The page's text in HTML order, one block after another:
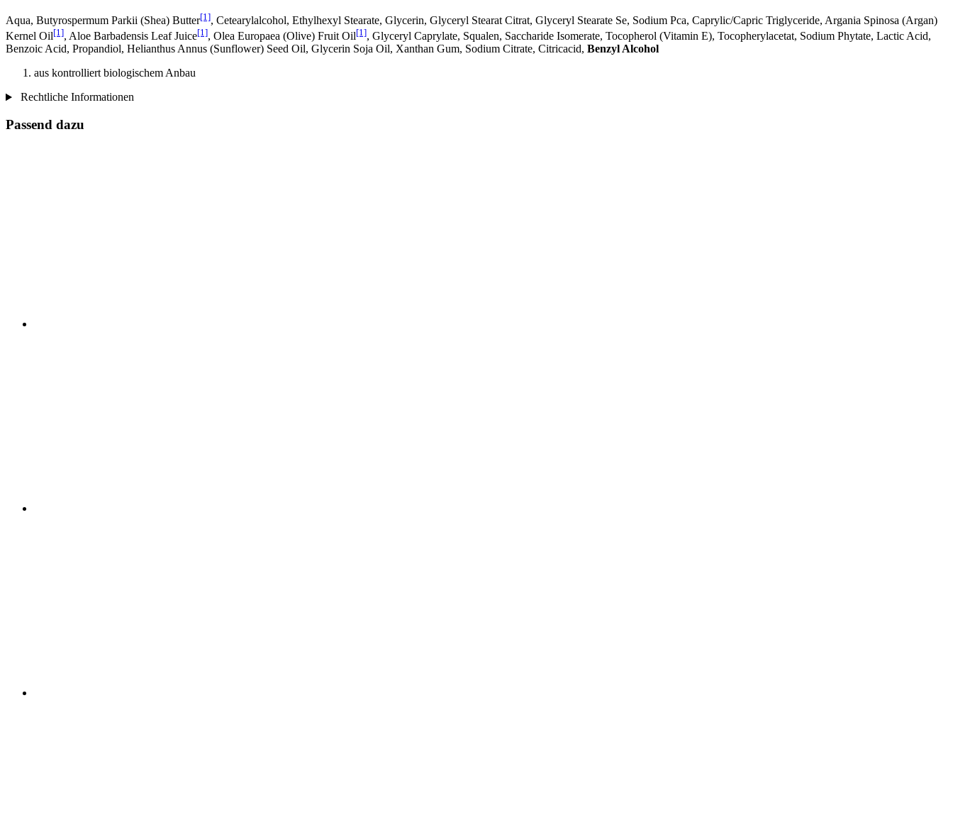
Aqua, Butyrospermum Parkii (Shea) Butter[1], Cetearylalcohol, Ethylhexyl Stearate, Glycerin, Glyceryl Stearat Citrat, Glyceryl Stearate Se, Sodium Pca, Caprylic/Capric Triglyceride, Argania Spinosa (Argan)
Kernel Oil[1], Aloe Barbadensis Leaf Juice[1], Olea Europaea (Olive) Fruit Oil[1], Glyceryl Caprylate, Squalen, Saccharide Isomerate, Tocopherol (Vitamin E), Tocopherylacetat, Sodium Phytate, Lactic Acid,
Benzoic Acid, Propandiol, Helianthus Annus (Sunflower) Seed Oil, Glycerin Soja Oil, Xanthan Gum, Sodium Citrate, Citricacid, Benzyl Alcohol
aus kontrolliert biologischem Anbau
Rechtliche Informationen
Passend dazu